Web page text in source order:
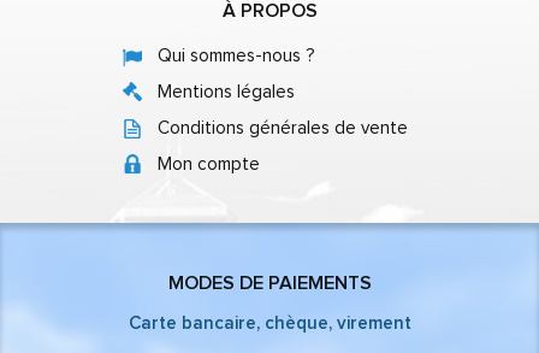
À PROPOS
Qui sommes-nous ?
Mentions légales
Conditions générales de vente
Mon compte
MODES DE PAIEMENTS
Carte bancaire, chèque, virement